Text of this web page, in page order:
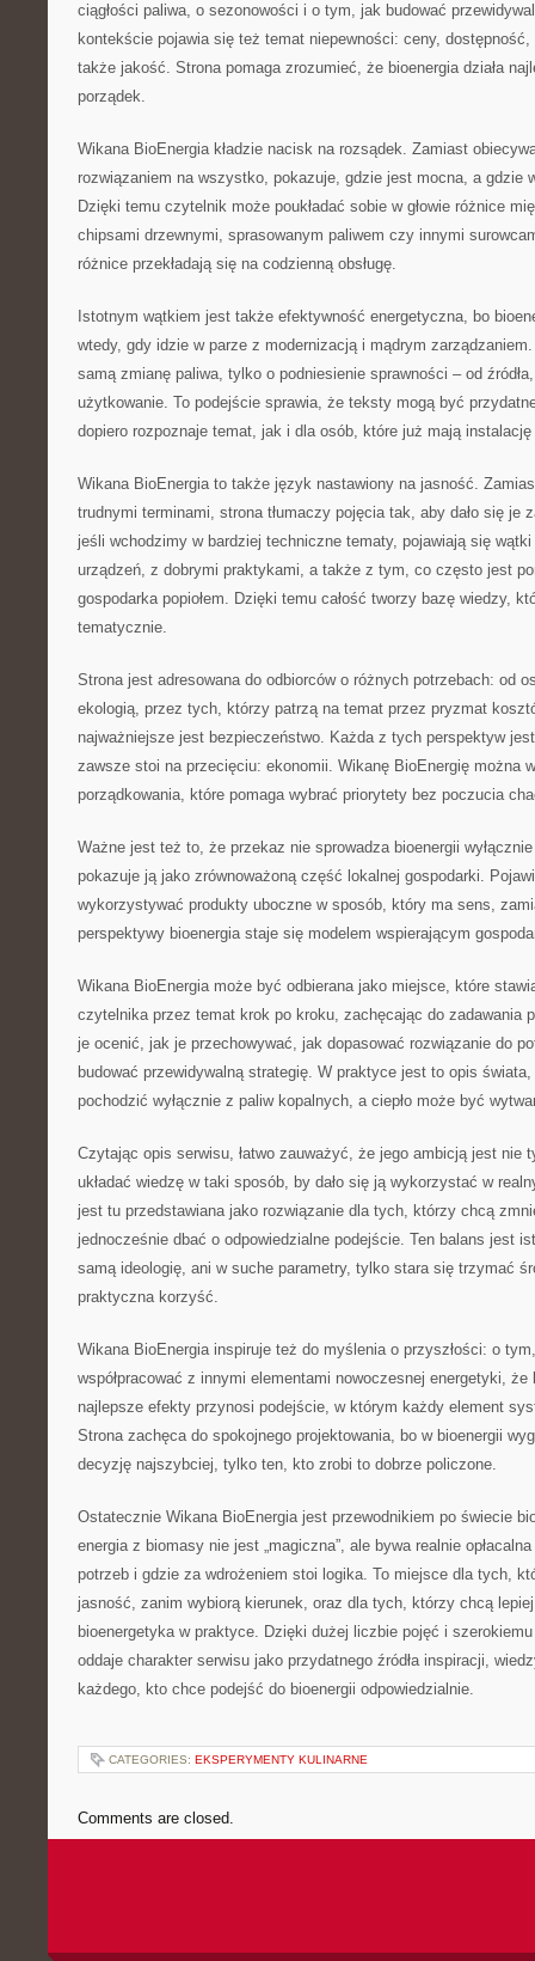
ciągłości paliwa, o sezonowości i o tym, jak budować
kontekście pojawia się też temat niepewności: ceny,
także jakość. Strona pomaga zrozumieć, że bioenergia działa
porządek.
Wikana BioEnergia kładzie nacisk na rozsądek. Zamiast
rozwiązaniem na wszystko, pokazuje, gdzie jest mocna, a gdzie
Dzięki temu czytelnik może poukładać sobie w głowie różnice
chipsami drzewnymi, sprasowanym paliwem czy innymi
różnice przekładają się na codzienną obsługę.
Istotnym wątkiem jest także efektywność energetyczna, bo
wtedy, gdy idzie w parze z modernizacją i mądrym
samą zmianę paliwa, tylko o podniesienie sprawności – od
użytkowanie. To podejście sprawia, że teksty mogą być
dopiero rozpoznaje temat, jak i dla osób, które już mają
Wikana BioEnergia to także język nastawiony na jasność.
trudnymi terminami, strona tłumaczy pojęcia tak, aby dało się je
jeśli wchodzimy w bardziej techniczne tematy, pojawiają się
urządzeń, z dobrymi praktykami, a także z tym, co często jest
gospodarka popiołem. Dzięki temu całość tworzy bazę wiedzy,
tematycznie.
Strona jest adresowana do odbiorców o różnych potrzebach: od
ekologią, przez tych, którzy patrzą na temat przez pryzmat
najważniejsze jest bezpieczeństwo. Każda z tych perspektyw
zawsze stoi na przecięciu: ekonomii. Wikanę BioEnergię można
porządkowania, które pomaga wybrać priorytety bez poczucia
Ważne jest też to, że przekaz nie sprowadza bioenergii wyłącznie
pokazuje ją jako zrównoważoną część lokalnej gospodarki.
wykorzystywać produkty uboczne w sposób, który ma sens,
perspektywy bioenergia staje się modelem wspierającym
Wikana BioEnergia może być odbierana jako miejsce, które
czytelnika przez temat krok po kroku, zachęcając do zadawania
je ocenić, jak je przechowywać, jak dopasować rozwiązanie do
budować przewidywalną strategię. W praktyce jest to opis
pochodzić wyłącznie z paliw kopalnych, a ciepło może być
Czytając opis serwisu, łatwo zauważyć, że jego ambicją jest nie
układać wiedzę w taki sposób, by dało się ją wykorzystać w
jest tu przedstawiana jako rozwiązanie dla tych, którzy chcą
jednocześnie dbać o odpowiedzialne podejście. Ten balans jest
samą ideologię, ani w suche parametry, tylko stara się trzymać
praktyczna korzyść.
Wikana BioEnergia inspiruje też do myślenia o przyszłości: o
współpracować z innymi elementami nowoczesnej energetyki,
najlepsze efekty przynosi podejście, w którym każdy element
Strona zachęca do spokojnego projektowania, bo w bioenergii
decyzję najszybciej, tylko ten, kto zrobi to dobrze policzone.
Ostatecznie Wikana BioEnergia jest przewodnikiem po świecie
energia z biomasy nie jest „magiczna”, ale bywa realnie
potrzeb i gdzie za wdrożeniem stoi logika. To miejsce dla tych,
jasność, zanim wybiorą kierunek, oraz dla tych, którzy chcą
bioenergetyka w praktyce. Dzięki dużej liczbie pojęć i
oddaje charakter serwisu jako przydatnego źródła inspiracji,
każdego, kto chce podejść do bioenergii odpowiedzialnie.
CATEGORIES: EKSPERYMENTY KULINARNE
Comments are closed.